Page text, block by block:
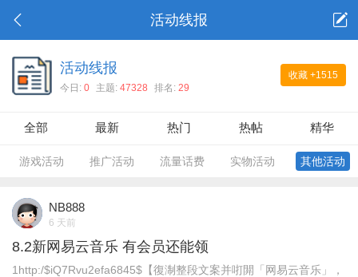
活动线报
收藏 +1515
活动线报
今日: 0 主题: 47328 排名: 29
全部 最新 热门 热帖 精华
游戏活动 推广活动 流量话费 实物活动 其他活动
NB888
6 天前
8.2新网易云音乐 有会员还能领
1http:/$iQ7Rvu2efa6845$【復淛整段文案并咑閞「网易云音乐」，